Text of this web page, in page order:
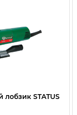
лобзик STATUS